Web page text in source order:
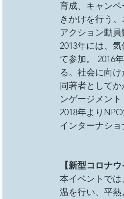
育成、キャン
きかけを行う
アクション動員
2013年には、
て参加。 2016
る。社会に向
同著者として
ンゲージメン
2018年より
インターナシ
【新型コロナ
本イベントで
温を行い、平